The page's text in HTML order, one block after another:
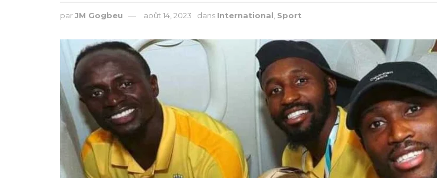
parJM Gogbeu août 14, 2023 dans International Sport